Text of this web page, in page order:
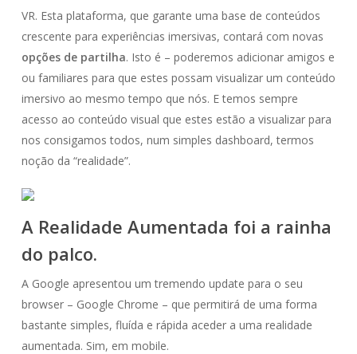
VR. Esta plataforma, que garante uma base de conteúdos
crescente para experiências imersivas, contará com novas
opções de partilha. Isto é – poderemos adicionar amigos e
ou familiares para que estes possam visualizar um conteúdo
imersivo ao mesmo tempo que nós. E temos sempre
acesso ao conteúdo visual que estes estão a visualizar para
nos consigamos todos, num simples dashboard, termos
noção da “realidade”.
A Realidade Aumentada foi a rainha
do palco.
A Google apresentou um tremendo update para o seu
browser – Google Chrome – que permitirá de uma forma
bastante simples, fluída e rápida aceder a uma realidade
aumentada. Sim, em mobile.